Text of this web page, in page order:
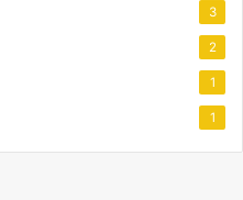
3
2
1
1